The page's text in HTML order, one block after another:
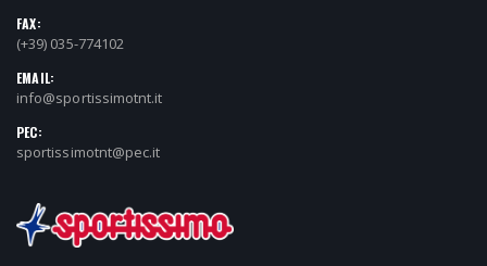
FAX:
(+39) 035-774102
EMAIL:
info@sportissimotnt.it
PEC:
sportissimotnt@pec.it